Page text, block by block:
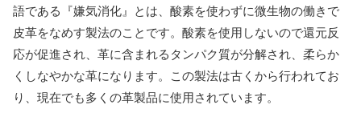
語である『嫌気消化』とは、酸素を使わずに微生物の働きで
皮革をなめす製法のことです。酸素を使用しないので還元反
応が促進され、革に含まれるタンパク質が分解され、柔らか
くしなやかな革になります。この製法は古くから行われてお
り、現在でも多くの革製品に使用されています。